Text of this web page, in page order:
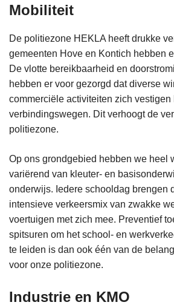
Mobiliteit
De politiezone HEKLA heeft drukke
gemeenten Hove en Kontich hebben
De vlotte bereikbaarheid en
hebben er voor gezorgd dat diverse
commerciële activiteiten zich vestigen
verbindingswegen. Dit verhoogt de
politiezone.
Op ons grondgebied hebben we heel
variërend van kleuter- en
onderwijs. Iedere schooldag brengen
intensieve verkeersmix van zwakke
voertuigen met zich mee. Preventief
spitsuren om het school- en
te leiden is dan ook één van de
voor onze politiezone.
Industrie en KMO